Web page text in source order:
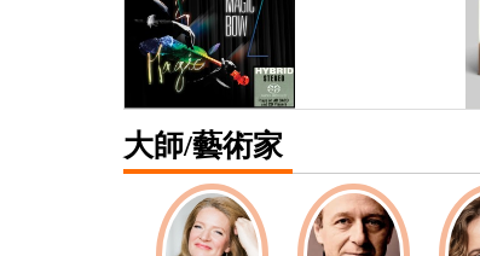
大師/藝術家